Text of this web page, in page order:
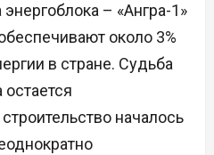
– «Ангра-1»
около 3%
в стране. Судьба
остается
началось